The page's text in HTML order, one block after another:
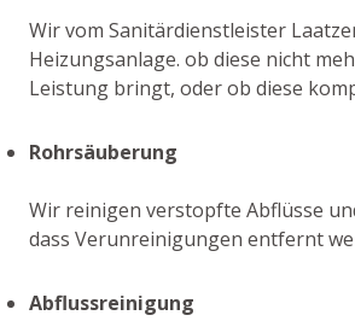
Wir vom Sanitärdienstleister
Heizungsanlage. ob diese nicht
Leistung bringt, oder ob diese
Rohrsäuberung
Wir reinigen verstopfte Abflüsse
dass Verunreinigungen entfernt
Abflussreinigung